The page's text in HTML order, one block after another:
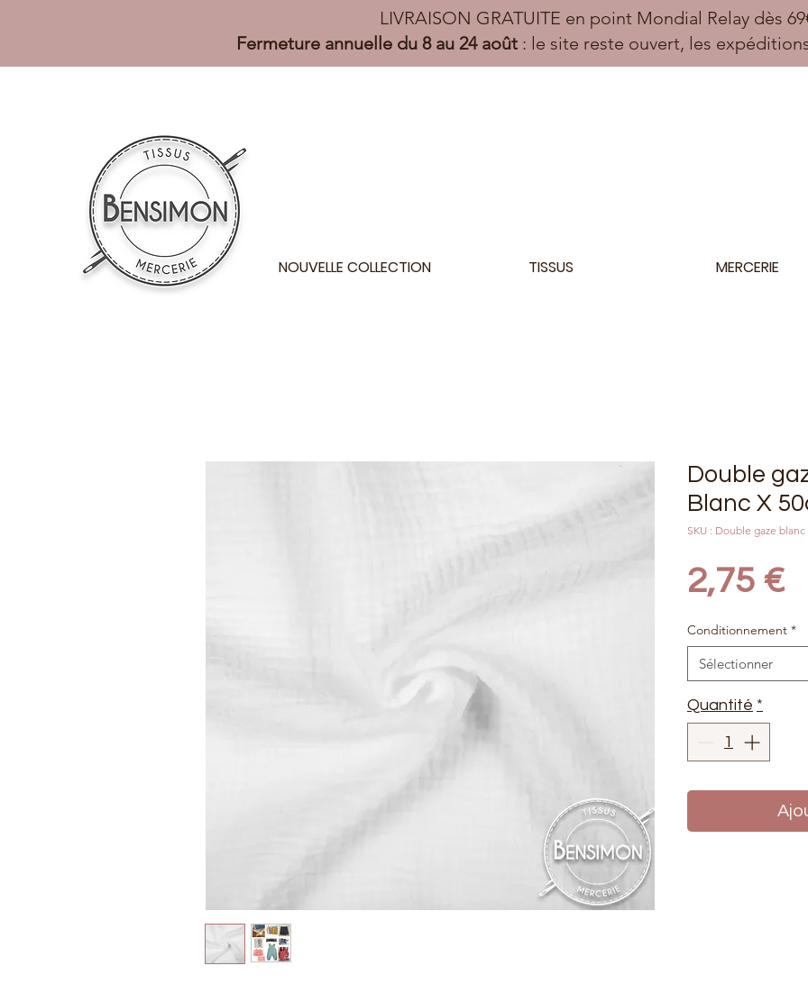
LIVRAISON GRATUITE en point Mondial Relay dès
Fermeture annuelle du 8 au 24 août: le site reste ouvert, les
NOUVELLE COLLECTION TISSUS MERCERIE
Double
Blanc X
SKU : Double gaze blanc
2,75 €
Conditionnement *
Sélectionner
Quantité *